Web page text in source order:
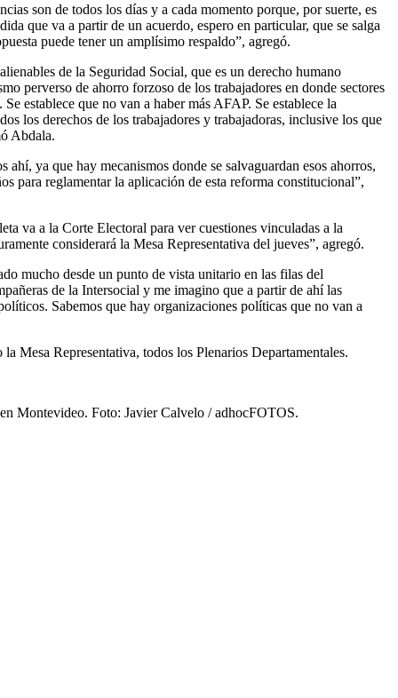
son de todos los días y a cada momento porque, por suerte, es
que va a partir de un acuerdo, espero en particular, que se salga
puede tener un amplísimo respaldo”, agregó.
de la Seguridad Social, que es un derecho humano
perverso de ahorro forzoso de los trabajadores en donde sectores
establece que no van a haber más AFAP. Se establece la
los derechos de los trabajadores y trabajadoras, inclusive los que
Abdala.
ya que hay mecanismos donde se salvaguardan esos ahorros,
para reglamentar la aplicación de esta reforma constitucional”,
va a la Corte Electoral para ver cuestiones vinculadas a la
considerará la Mesa Representativa del jueves”, agregó.
mucho desde un punto de vista unitario en las filas del
de la Intersocial y me imagino que a partir de ahí las
Sabemos que hay organizaciones políticas que no van a
Mesa Representativa, todos los Plenarios Departamentales.
Montevideo. Foto: Javier Calvelo / adhocFOTOS.